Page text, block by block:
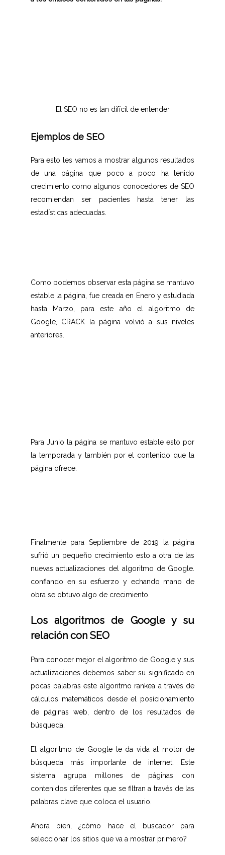
El SEO no es tan difícil de entender
Ejemplos de SEO
Para esto les vamos a mostrar algunos resultados
de una página que poco a poco ha tenido
crecimiento como algunos conocedores de SEO
recomiendan ser pacientes hasta tener las
estadísticas adecuadas.
Como podemos observar esta página se mantuvo
estable la página, fue creada en Enero y estudiada
hasta Marzo, para este año el algoritmo de
Google, CRACK la página volvió a sus niveles
anteriores.
Para Junio la página se mantuvo estable esto por
la temporada y también por el contenido que la
página ofrece.
Finalmente para Septiembre de 2019 la página
sufrió un pequeño crecimiento esto a otra de las
nuevas actualizaciones del algoritmo de Google.
confiando en su esfuerzo y echando mano de
obra se obtuvo algo de crecimiento.
Los algoritmos de Google y su
relación con SEO
Para conocer mejor el algoritmo de Google y sus
actualizaciones debemos saber su significado en
pocas palabras este algoritmo rankea a través de
cálculos matemáticos desde el posicionamiento
de páginas web, dentro de los resultados de
búsqueda.
El algoritmo de Google le da vida al motor de
búsqueda más importante de internet. Este
sistema agrupa millones de páginas con
contenidos diferentes que se filtran a través de las
palabras clave que coloca el usuario.
Ahora bien, ¿cómo hace el buscador para
seleccionar los sitios que va a mostrar primero?